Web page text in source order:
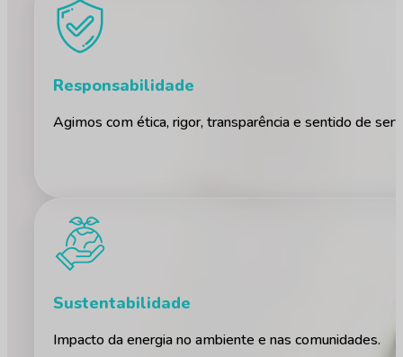
Responsabilidade
Agimos com ética, rigor, transparência e sentido de
Sustentabilidade
Impacto da energia no ambiente e nas comunidades.